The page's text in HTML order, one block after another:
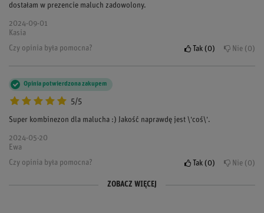
dostałam w prezencie maluch zadowolony.
2024-09-01
Kasia
Czy opinia była pomocna?
Tak 0 Nie 0
5/5
Opinia potwierdzona zakupem
Super kombinezon dla malucha :) Jakość naprawdę jest \'coś\'.
2024-05-20
Ewa
Czy opinia była pomocna?
Tak 0 Nie 0
Opinia potwierdzona zakupem
Opinia potwierdzona zakupem ZOBACZ WIĘCEJ